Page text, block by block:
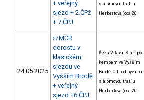
+ veřejný
sjezd + 2.ČPž
+ 7.ČPJ
slalomovou tratí u
Herbertova (cca 20
24.05.2025
57 MČR
dorostu v
klasickém
sjezdu ve
Vyšším Brodě
+ veřejný
sjezd +6.ČPJ
Řeka Vltava. Start pod
kempem ve Vyšším
Brodě. Cíl pod bývalou
slalomovou tratí u
Herbertova (cca 20